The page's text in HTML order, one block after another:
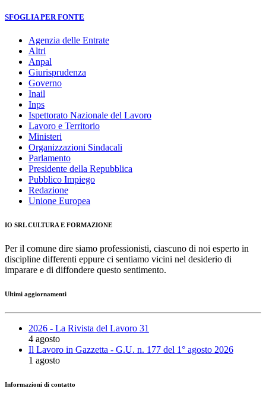
SFOGLIA PER FONTE
Agenzia delle Entrate
Altri
Anpal
Giurisprudenza
Governo
Inail
Inps
Ispettorato Nazionale del Lavoro
Lavoro e Territorio
Ministeri
Organizzazioni Sindacali
Parlamento
Presidente della Repubblica
Pubblico Impiego
Redazione
Unione Europea
IO SRL CULTURA E FORMAZIONE
Per il comune dire siamo professionisti, ciascuno di noi esperto in
discipline differenti eppure ci sentiamo vicini nel desiderio di
imparare e di diffondere questo sentimento.
Ultimi aggiornamenti
2026 - La Rivista del Lavoro 31
4 agosto
Il Lavoro in Gazzetta - G.U. n. 177 del 1° agosto 2026
1 agosto
Informazioni di contatto